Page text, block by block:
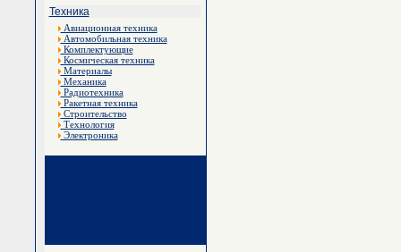
Техника
Авиационная техника
Автомобильная техника
Комплектующие
Космическая техника
Материалы
Механика
Радиотехника
Ракетная техника
Строительство
Технология
Электроника